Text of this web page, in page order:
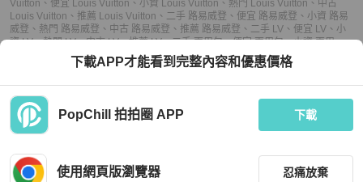
Vuitton 、 便宜 Louis Vuitton 、 小資 Louis Vuitton 、 熱門 Louis Vuitton 、 中古
Louis Vuitton 、 推薦 Louis Vuitton 、 二手 路易威登 、 便宜 路易威登 、 小資 路易
威登 、 熱門 路易威登 、 中古 路易威登 、 推薦 路易威登 、 二手 LV 、 便宜 LV 、 小
資 LV、熱門 LV、中古 LV、推薦 LV、二手 兩用包、便宜 兩用包、小資 兩用
熱門 兩用包、中古 兩用包、推薦 兩用包 、 二手 手提包、便宜 手提包
熱門 手提包、 中古 手提包、推薦 手提包
下載APP才能看到完整內容和優惠價格
PopChill 拍拍圈 APP 下載
使用網頁版瀏覽器 忍痛放棄